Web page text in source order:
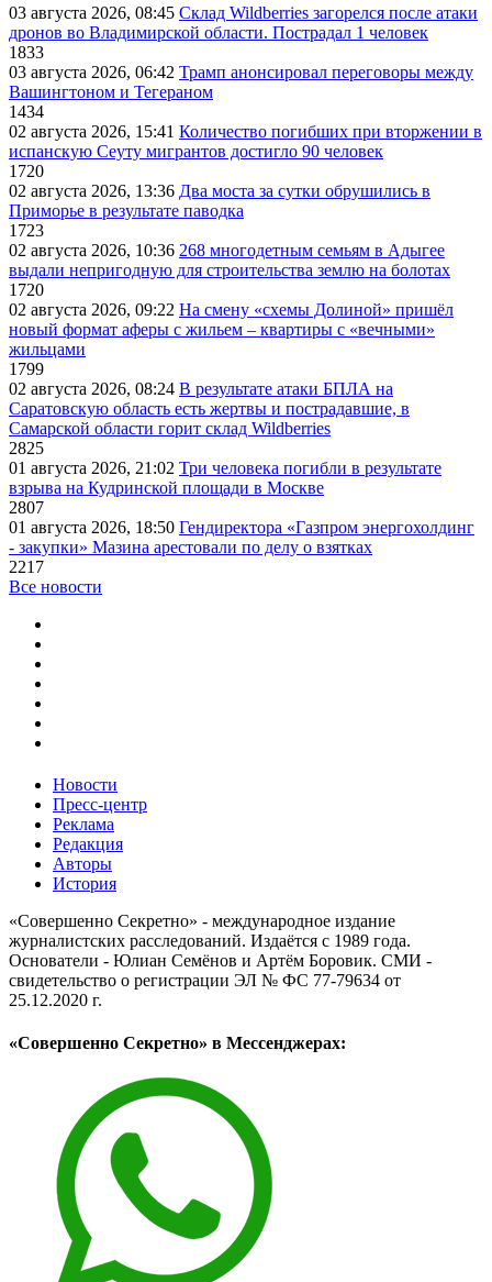
03 августа 2026, 08:45 Склад Wildberries загорелся после атаки
дронов во Владимирской области. Пострадал 1 человек
1833
03 августа 2026, 06:42 Трамп анонсировал переговоры между
Вашингтоном и Тегераном
1434
02 августа 2026, 15:41 Количество погибших при вторжении в
испанскую Сеуту мигрантов достигло 90 человек
1720
02 августа 2026, 13:36 Два моста за сутки обрушились в
Приморье в результате паводка
1723
02 августа 2026, 10:36 268 многодетным семьям в Адыгее
выдали непригодную для строительства землю на болотах
1720
02 августа 2026, 09:22 На смену «схемы Долиной» пришёл
новый формат аферы с жильем – квартиры с «вечными»
жильцами
1799
02 августа 2026, 08:24 В результате атаки БПЛА на
Саратовскую область есть жертвы и пострадавшие, в
Самарской области горит склад Wildberries
2825
01 августа 2026, 21:02 Три человека погибли в результате
взрыва на Кудринской площади в Москве
2807
01 августа 2026, 18:50 Гендиректора «Газпром энергохолдинг
- закупки» Мазина арестовали по делу о взятках
2217
Все новости
Новости
Пресс-центр
Реклама
Редакция
Авторы
История
«Совершенно Секретно» - международное издание
журналистских расследований. Издаётся с 1989 года.
Основатели - Юлиан Семёнов и Артём Боровик. CМИ -
свидетельство о регистрации ЭЛ № ФС 77-79634 от
25.12.2020 г.
«Совершенно Секретно» в Мессенджерах: